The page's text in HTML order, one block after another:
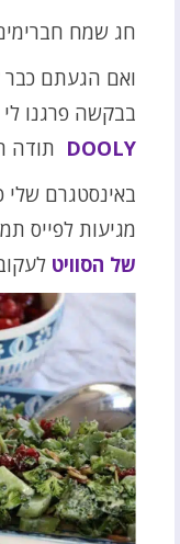
חג שמח
ואם הגעתם
בבקשה פרגנו לי
DOOLY תודה
באינסטגרם שלי
מגיעות לפייס
של הסוויט